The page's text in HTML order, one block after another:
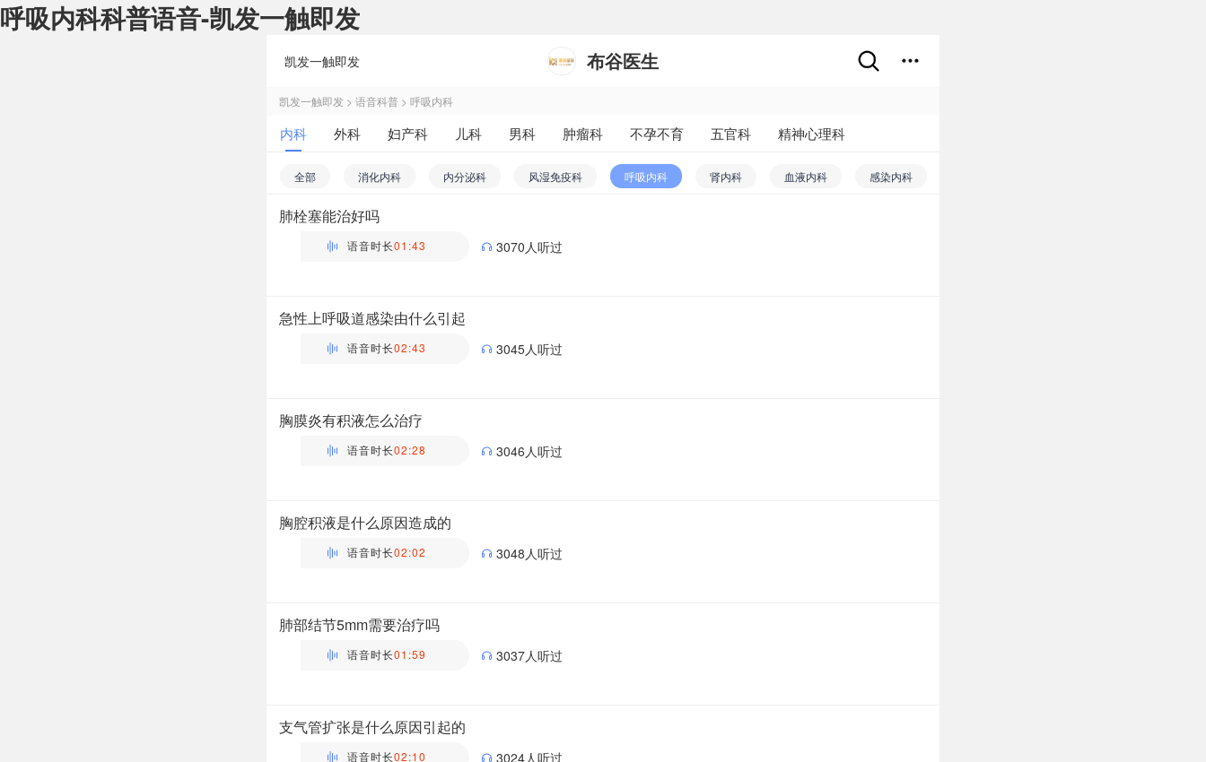
呼吸内科科普语音-凯发一触即发
凯发一触即发 布谷医生
凯发一触即发 > 语音科普 > 呼吸内科
内科 外科 妇产科 儿科 男科 肿瘤科 不孕不育 五官科
精神心理科
皮肤性病科
中医科 医学影像和放射治疗科 药剂科 其他
全部 消化内科 内分泌科 风湿免疫科 呼吸内科 肾内科 血液内科 感染内科
老年病科
肺栓塞能治好吗
语音时长01:43 3070人听过
急性上呼吸道感染由什么引起
语音时长02:43 3045人听过
胸膜炎有积液怎么治疗
语音时长02:28 3046人听过
胸腔积液是什么原因造成的
语音时长02:02 3048人听过
肺部结节5mm需要治疗吗
语音时长01:59 3037人听过
支气管扩张是什么原因引起的
语音时长02:10 3024人听过